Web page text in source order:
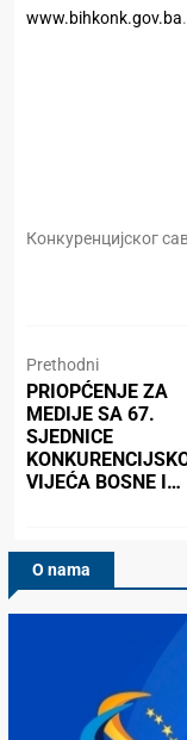
www.bihkonk.gov.ba.
Служба
Конкуренцијског
Prethodni
PRIOPĆENJE ZA
MEDIJE SA 67.
SJEDNICE
VIJEĆA BOSNE I…
O nama